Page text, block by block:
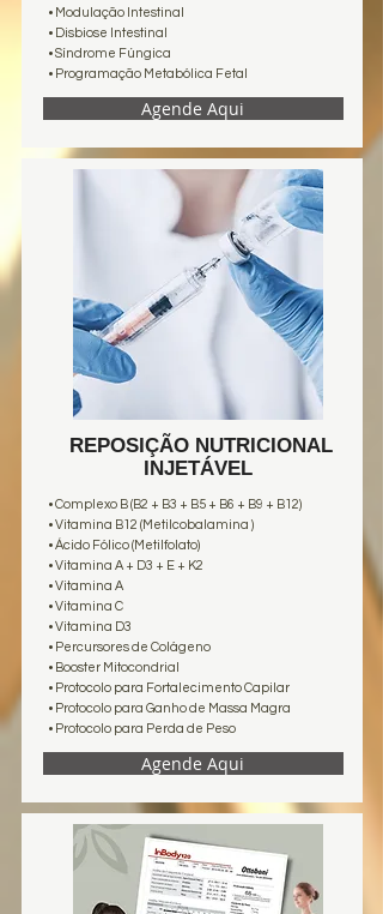
• Modulação Intestinal
• Disbiose Intestinal
• Síndrome Fúngica
• Programação Metabólica Fetal
Agende Aqui
REPOSIÇÃO NUTRICIONAL
INJETÁVEL
•Complexo B (B2 + B3 + B5 + B6 + B9 + B12)
• Vitamina B12 (Metilcobalamina )
• Ácido Fólico (Metilfolato)
• Vitamina A + D3 + E + K2
• Vitamina A
• Vitamina C
• Vitamina D3
• Percursores de Colágeno
• Booster Mitocondrial
• Protocolo para Fortalecimento Capilar
• Protocolo para Ganho de Massa Magra
• Protocolo para Perda de Peso
Agende Aqui